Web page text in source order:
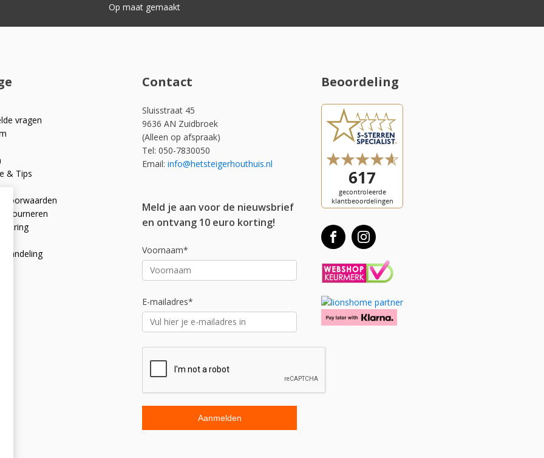
Snelle levering
vragen
& Tips
voorwaarden
retourneren
Contact
Sluisstraat 45
9636 AN Zuidbroek
(Alleen op afspraak)
Tel: 050-7830050
Email: info@hetsteigerhouthuis.nl
Meld je aan voor de nieuwsbrief
en ontvang 10 euro korting!
Voornaam*
E-mailadres*
Beoordeling